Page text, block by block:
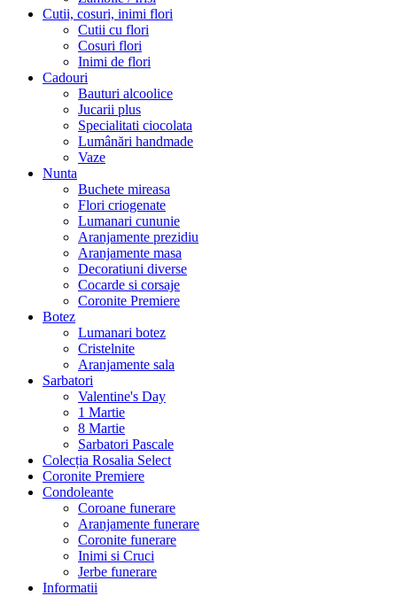
Cutii, cosuri, inimi flori
Cutii cu flori
Cosuri flori
Inimi de flori
Cadouri
Bauturi alcoolice
Jucarii plus
Specialitati ciocolata
Lumânări handmade
Vaze
Nunta
Buchete mireasa
Flori criogenate
Lumanari cununie
Aranjamente prezidiu
Aranjamente masa
Decoratiuni diverse
Cocarde si corsaje
Coronite Premiere
Botez
Lumanari botez
Cristelnite
Aranjamente sala
Sarbatori
Valentine's Day
1 Martie
8 Martie
Sarbatori Pascale
Colecția Rosalia Select
Coronite Premiere
Condoleante
Coroane funerare
Aranjamente funerare
Coronite funerare
Inimi si Cruci
Jerbe funerare
Informatii